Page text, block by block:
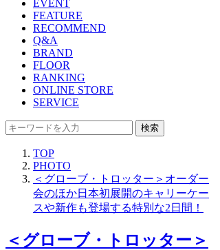
EVENT
FEATURE
RECOMMEND
Q&A
BRAND
FLOOR
RANKING
ONLINE STORE
SERVICE
検索
TOP
PHOTO
＜グローブ・トロッター＞オーダー
会のほか日本初展開のキャリーケー
スや新作も登場する特別な2日間！
＜グローブ・トロッター＞